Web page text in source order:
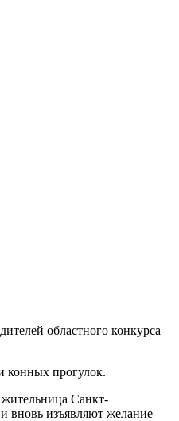
областного конкурса
конных прогулок.
Санкт-
вновь изъявляют желание